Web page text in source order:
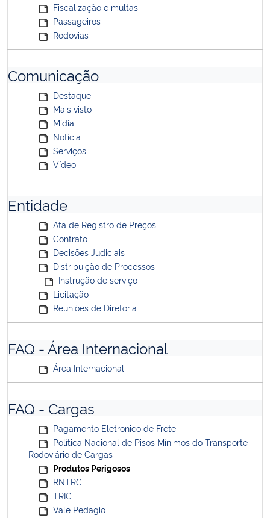
Fiscalização e multas
Passageiros
Rodovias
Comunicação
Destaque
Mais visto
Mídia
Notícia
Serviços
Vídeo
Entidade
Ata de Registro de Preços
Contrato
Decisões Judiciais
Distribuição de Processos
Instrução de serviço
Licitação
Reuniões de Diretoria
FAQ - Área Internacional
Área Internacional
FAQ - Cargas
Pagamento Eletronico de Frete
Política Nacional de Pisos Mínimos do Transporte
Rodoviário de Cargas
Produtos Perigosos
RNTRC
TRIC
Vale Pedagio